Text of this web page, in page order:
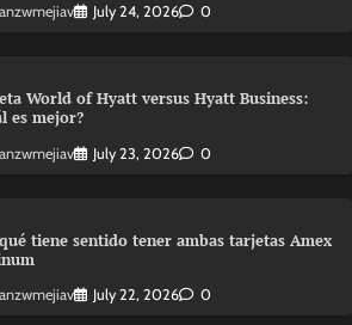
July 24, 2026 0
World of Hyatt versus Hyatt Business:
es mejor?
July 23, 2026 0
tiene sentido tener ambas tarjetas Amex
July 22, 2026 0